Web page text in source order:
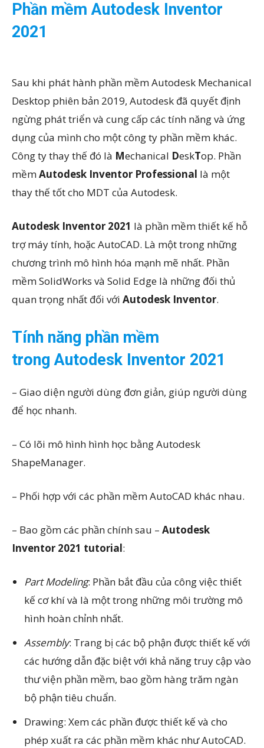
Phần mềm Autodesk Inventor
2021
Sau khi phát hành phần mềm Autodesk Mechanical
Desktop phiên bản 2019, Autodesk đã quyết định
ngừng phát triển và cung cấp các tính năng và ứng
dụng của mình cho một công ty phần mềm khác.
Công ty thay thế đó là Mechanical DeskTop. Phần
mềmAutodesk Inventor Professional là một
thay thế tốt cho MDT của Autodesk.
Autodesk Inventor 2021 là phần mềm thiết kế hỗ
trợ máy tính, hoặc AutoCAD. Là một trong những
chương trình mô hình hóa mạnh mẽ nhất. Phần
mềm SolidWorks và Solid Edge là những đối thủ
quan trọng nhất đối với Autodesk Inventor.
Tính năng phần mềm
trong Autodesk Inventor 2021
– Giao diện người dùng đơn giản, giúp người dùng
để học nhanh.
– Có lõi mô hình hình học bằng Autodesk
ShapeManager.
– Phối hợp với các phần mềm AutoCAD khác nhau.
– Bao gồm các phần chính sau – Autodesk
Inventor 2021 tutorial:
Part Modeling: Phần bắt đầu của công việc thiết
kế cơ khí và là một trong những môi trường mô
hình hoàn chỉnh nhất.
Assembly: Trang bị các bộ phận được thiết kế với
các hướng dẫn đặc biệt với khả năng truy cập vào
thư viện phần mềm, bao gồm hàng trăm ngàn
bộ phận tiêu chuẩn.
Drawing: Xem các phần được thiết kế và cho
phép xuất ra các phần mềm khác như AutoCAD.